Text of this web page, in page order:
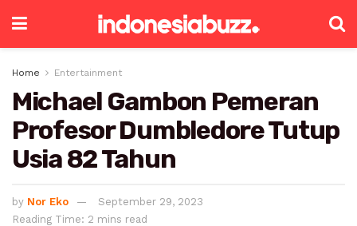
Home Entertainment
Michael Gambon Pemeran
Profesor Dumbledore Tutup
Usia 82 Tahun
by Nor Eko
September 29, 2023
Reading Time: 2 mins read